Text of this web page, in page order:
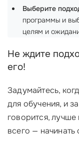
Выберите
программы и
целям и
Не ждите
его!
Задумайтесь,
для обучения, и
говорится,
всего — начинать